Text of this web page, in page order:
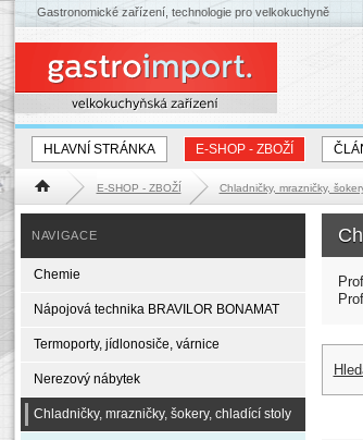
HLAVNÍ STRÁNKA E-SHOP - ZBOŽÍ
Hlavní stránka E-SHOP - ZBOŽÍ Chladničky, mrazničky,
NAVIGACE
Chemie
Nápojová technika BRAVILOR BONAMAT
Termoporty, jídlonosiče, várnice
Nerezový nábytek
Chladničky, mrazničky, šokery, chladící stoly
Gastronomické zařízení, technologie pro velkokuchyně